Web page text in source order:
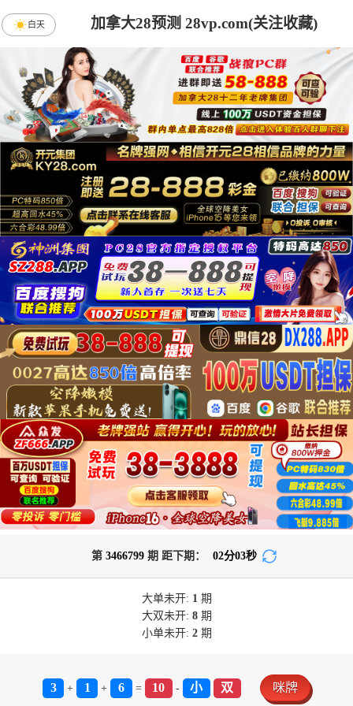
加拿大28预测 28vp.com(关注收藏)
白天
第 3466799期 距下期： 02分02秒
大单未开: 1 期
大双未开: 8期
小单未开: 2期
3 + 1 + 6 = 10 - 小 双 咪牌